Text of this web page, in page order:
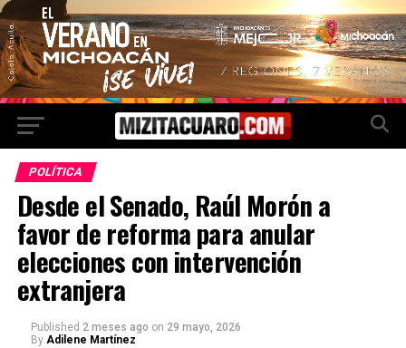
POLÍTICA
Desde el Senado, Raúl Morón a
favor de reforma para anular
elecciones con intervención
extranjera
Published 2 meses ago on 29 mayo, 2026
By Adilene Martínez